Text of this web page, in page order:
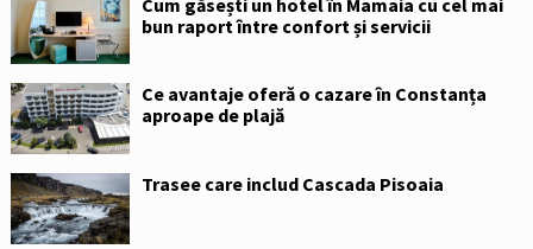
bun raport între confort și servicii
Ce avantaje oferă o cazare în Constanța
aproape de plajă
Trasee care includ Cascada Pisoaia